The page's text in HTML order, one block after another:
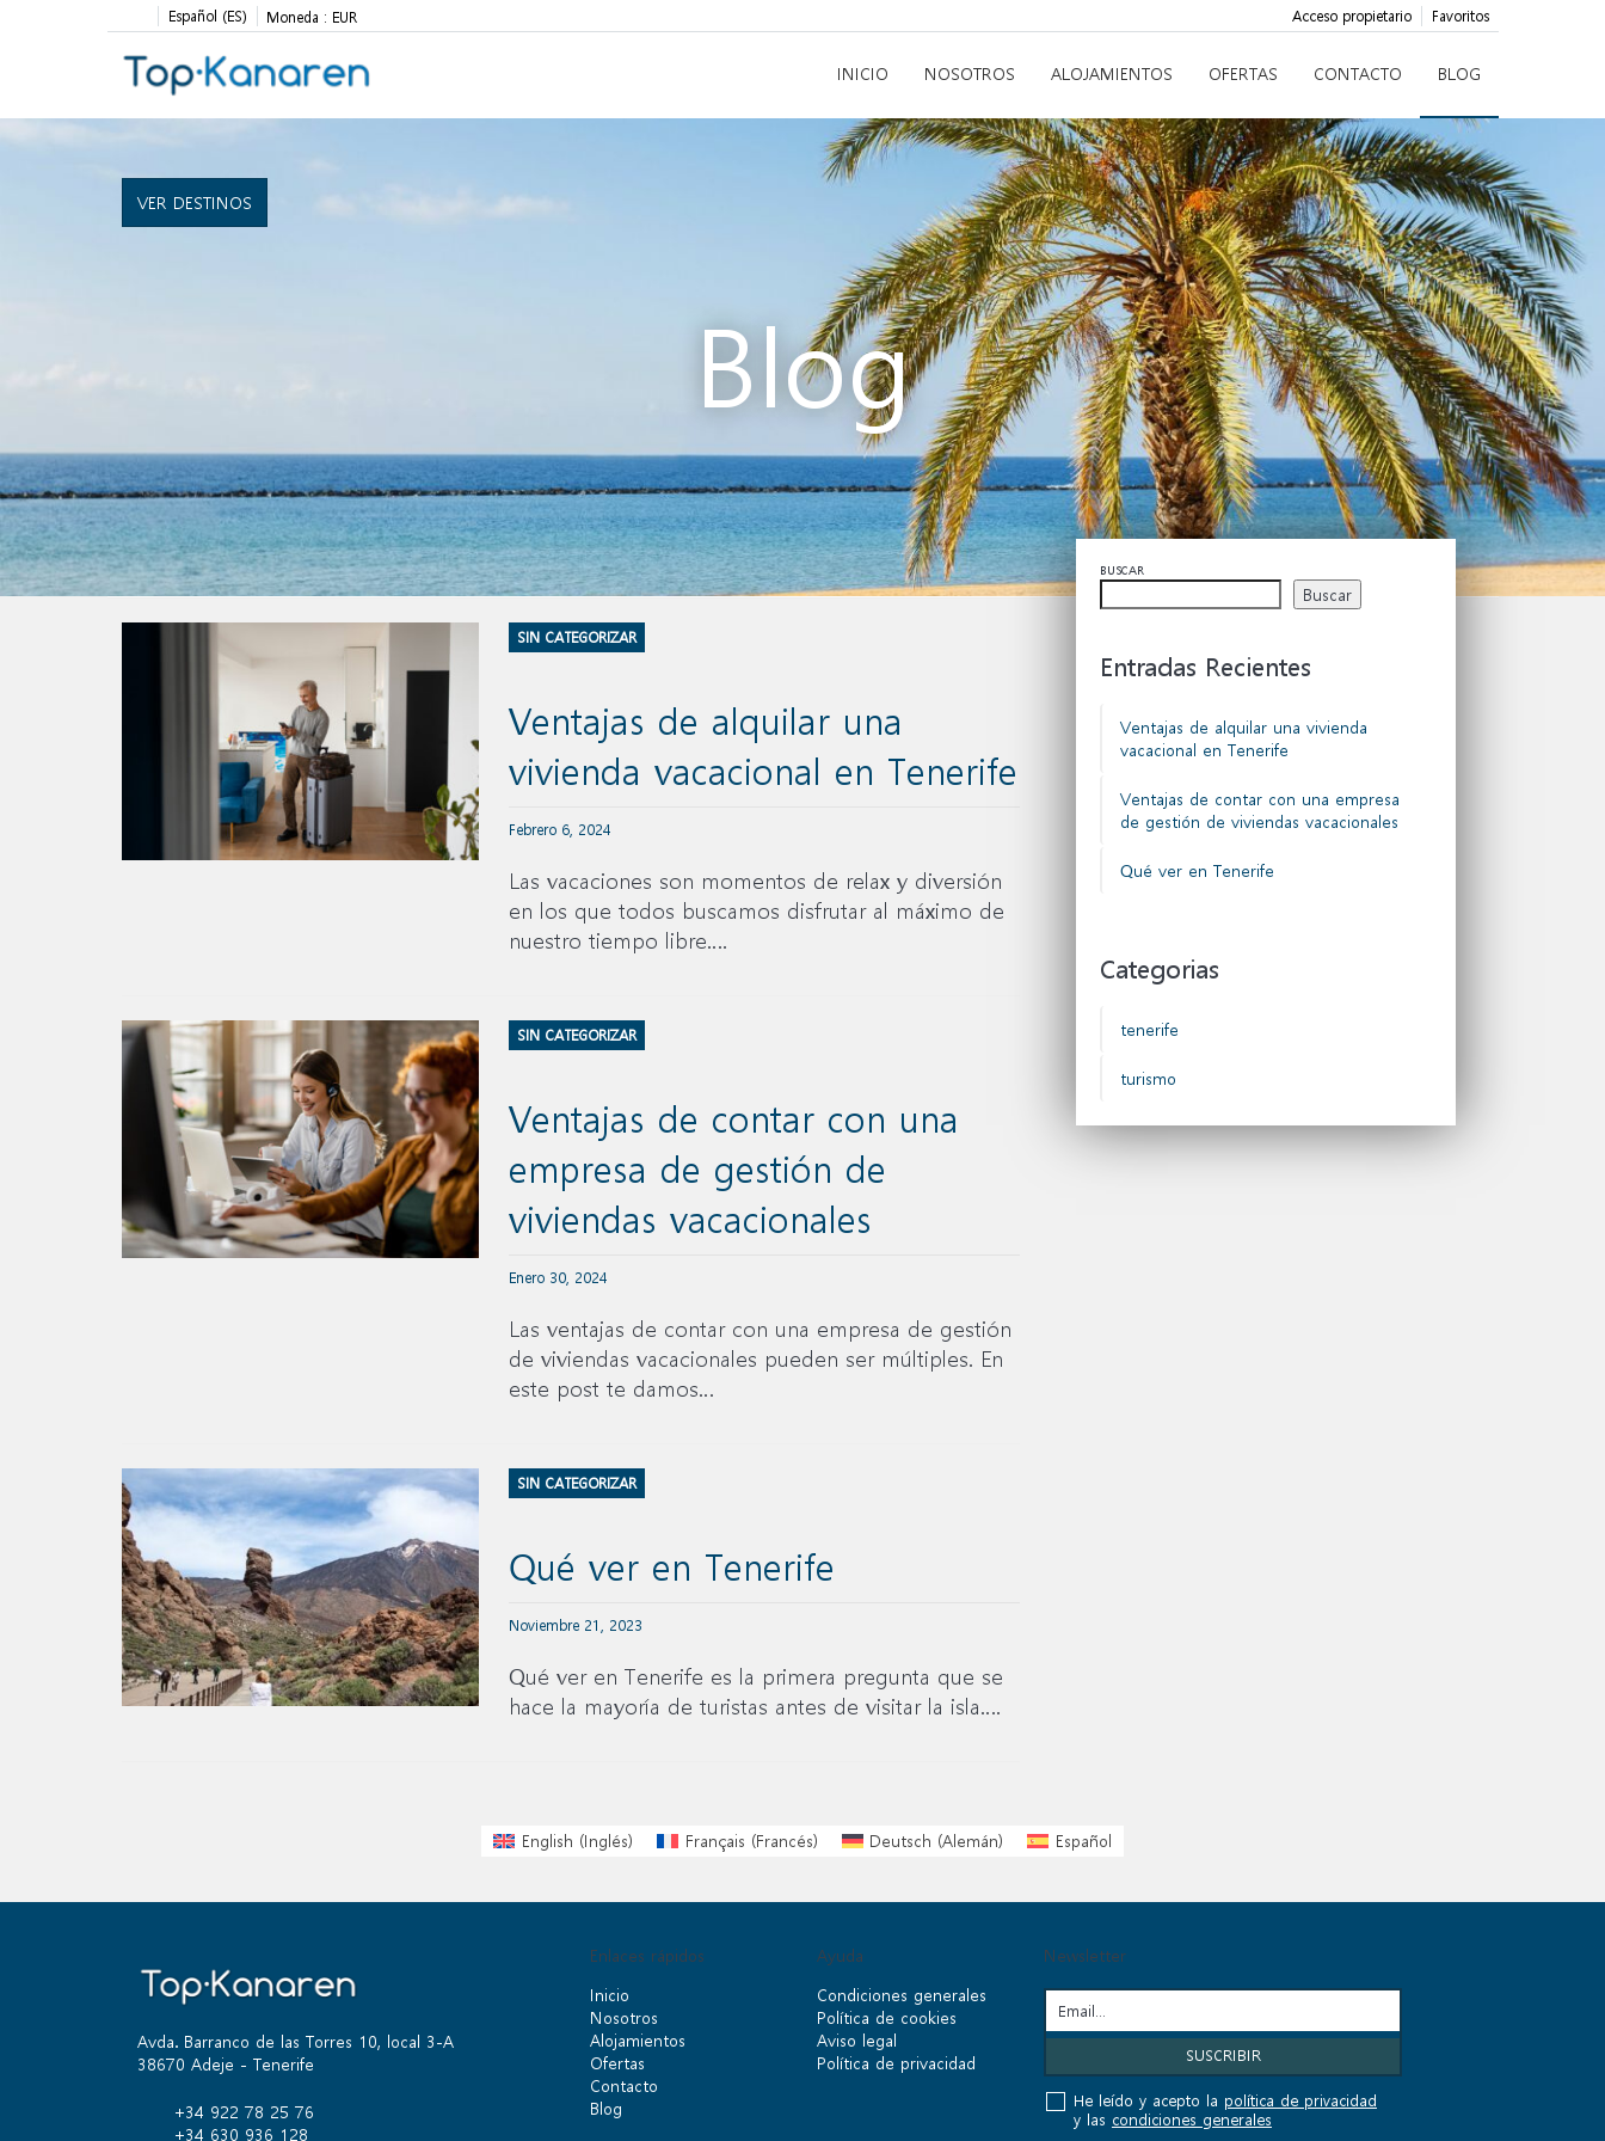
Español (ES) Moneda : EUR Favoritos
Acceso propietario
INICIO NOSOTROS ALOJAMIENTOS OFERTAS CONTACTO BLOG
VER DESTINOS
Blog
SIN CATEGORIZAR
Ventajas de alquilar una
vivienda vacacional en Tenerife
Febrero 6, 2024
Las vacaciones son momentos de relax y diversión
en los que todos buscamos disfrutar al máximo de
nuestro tiempo libre….
SIN CATEGORIZAR
Ventajas de contar con una
empresa de gestión de
viviendas vacacionales
Enero 30, 2024
Las ventajas de contar con una empresa de gestión
de viviendas vacacionales pueden ser múltiples. En
este post te damos…
SIN CATEGORIZAR
Qué ver en Tenerife
Noviembre 21, 2023
Qué ver en Tenerife es la primera pregunta que se
hace la mayoría de turistas antes de visitar la isla….
BUSCAR
Buscar
Entradas Recientes
Ventajas de alquilar una vivienda
vacacional en Tenerife
Ventajas de contar con una empresa
de gestión de viviendas vacacionales
Qué ver en Tenerife
Categorias
tenerife
turismo
English (Inglés) Français (Francés) Deutsch (Alemán) Español
Avda. Barranco de las Torres 10, local 3-A
38670 Adeje - Tenerife
+34 922 78 25 76
+34 630 936 128
Enlaces rápidos
Inicio
Nosotros
Alojamientos
Ofertas
Contacto
Blog
Ayuda
Condiciones generales
Política de cookies
Aviso legal
Política de privacidad
Newsletter
He leído y acepto la política de privacidad
y las condiciones generales